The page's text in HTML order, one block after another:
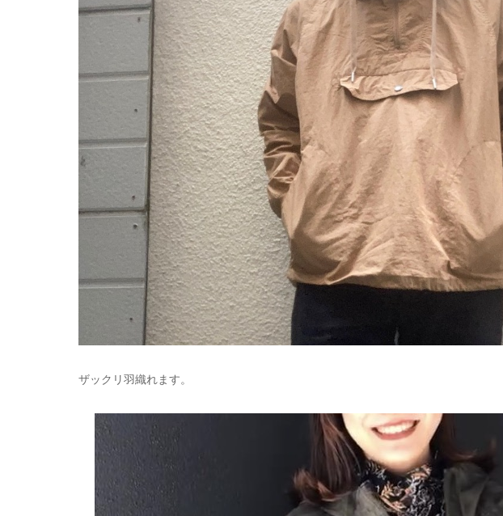
ザックリ羽織れます。